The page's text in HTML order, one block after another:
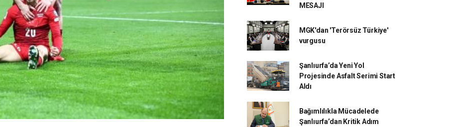
MESAJI
MGK'dan 'Terörsüz Türkiye'
vurgusu
Şanlıurfa’da Yeni Yol
Projesinde Asfalt Serimi Start
Aldı
Bağımlılıkla Mücadelede
Şanlıurfa’dan Kritik Adım